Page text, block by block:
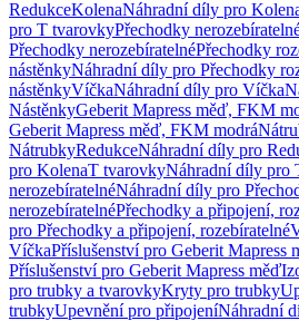
RedukceKolenaNáhradní díly pro
pro T tvarovkyPřechodky
Přechodky nerozebíratelnéPřechodky
nástěnkyNáhradní díly pro Přechodky
nástěnkyVíčkaNáhradní díly pro Víčka
NástěnkyGeberit Mapress měď, FKM
Geberit Mapress měď, FKM modrá
NátrubkyRedukceNáhradní díly pro
pro KolenaT tvarovkyNáhradní díly pro
nerozebíratelnéNáhradní díly pro
nerozebíratelnéPřechodky a připojení,
pro Přechodky a připojení, rozebíratelné
VíčkaPříslušenství pro Geberit Mapress
Příslušenství pro Geberit Mapress měď
pro trubky a tvarovkyKryty pro trubky
trubkyUpevnění pro připojeníNáhradní